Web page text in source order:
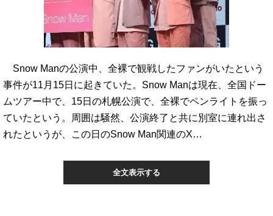
Snow Manの公演中、全裸で観戦したファンがいたという
事件が11月15日に起きていた。Snow Manは現在、全国ドー
ムツアー中で、15日の札幌公演で、全裸でペンライトを振っ
ていたという。周囲は騒然、公演終了と共に別室に連れ出さ
れたというが、この日のSnow Man関連のX…
全文表示する